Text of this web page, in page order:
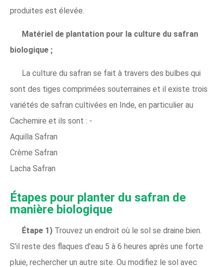
produites est élevée.
Matériel de plantation pour la culture du safran
biologique ;
La culture du safran se fait à travers des bulbes qui
sont des tiges comprimées souterraines et il existe trois
variétés de safran cultivées en Inde, en particulier au
Cachemire et ils sont : -
Aquilla Safran
Crème Safran
Lacha Safran
Étapes pour planter du safran de
manière biologique
Étape 1) Trouvez un endroit où le sol se draine bien.
S'il reste des flaques d'eau 5 à 6 heures après une forte
pluie, rechercher un autre site. Ou modifiez le sol avec